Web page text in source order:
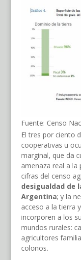
Fuente: Censo
El tres por ciento
cooperativas u
marginal, que da
amenaza real a la
cifras del censo
desigualdad de
Argentina; y la
acceso a la tierra
incorporen a los
mundos rurales:
agricultores
colonos.